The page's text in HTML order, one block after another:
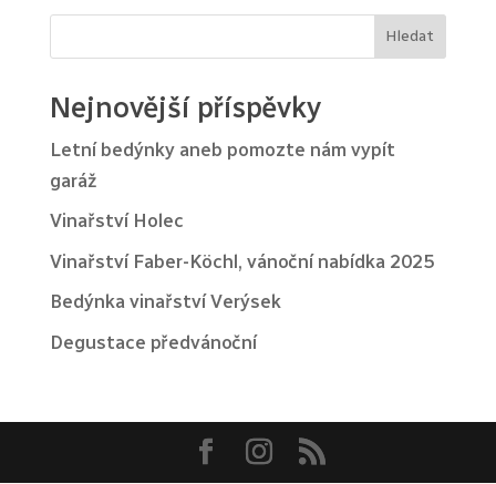
Hledat
Nejnovější příspěvky
Letní bedýnky aneb pomozte nám vypít
garáž
Vinařství Holec
Vinařství Faber-Köchl, vánoční nabídka 2025
Bedýnka vinařství Verýsek
Degustace předvánoční